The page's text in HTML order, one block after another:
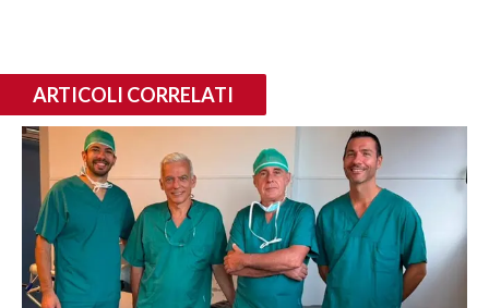
ARTICOLI CORRELATI